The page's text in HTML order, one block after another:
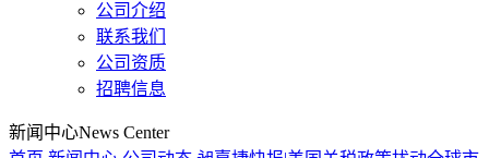
公司介绍
联系我们
公司资质
招聘信息
新闻中心News Center